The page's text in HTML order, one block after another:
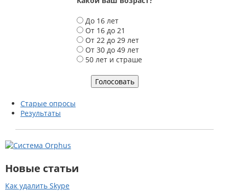
В
а
р
и
а
До 16 лет
От 16 до 21
От 22 до 29 лет
От 30 до 49 лет
50 лет и страше
Старые опросы
Результаты
Новые статьи
Как удалить Skype